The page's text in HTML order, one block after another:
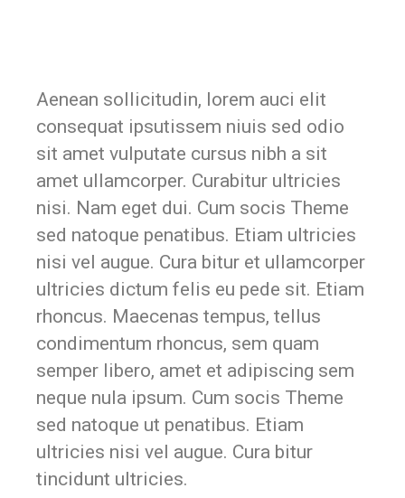
Aenean sollicitudin, lorem auci elit
consequat ipsutissem niuis sed odio
sit amet vulputate cursus nibh a sit
amet ullamcorper. Curabitur ultricies
nisi. Nam eget dui. Cum socis Theme
sed natoque penatibus. Etiam ultricies
nisi vel augue. Cura bitur et ullamcorper
ultricies dictum felis eu pede sit. Etiam
rhoncus. Maecenas tempus, tellus
condimentum rhoncus, sem quam
semper libero, amet et adipiscing sem
neque nula ipsum. Cum socis Theme
sed natoque ut penatibus. Etiam
ultricies nisi vel augue. Cura bitur
tincidunt ultricies.